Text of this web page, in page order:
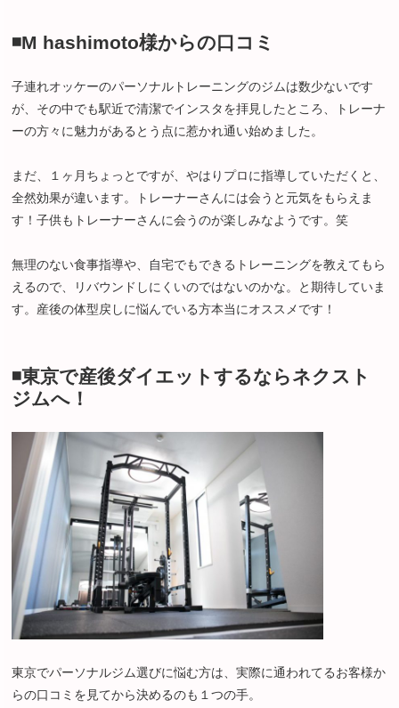
◾️M hashimoto様からの口コミ
子連れオッケーのパーソナルトレーニングのジムは数少ないです
が、その中でも駅近で清潔でインスタを拝見したところ、トレーナ
ーの方々に魅力があるとう点に惹かれ通い始めました。
まだ、１ヶ月ちょっとですが、やはりプロに指導していただくと、
全然効果が違います。トレーナーさんには会うと元気をもらえま
す！子供もトレーナーさんに会うのが楽しみなようです。笑
無理のない食事指導や、自宅でもできるトレーニングを教えてもら
えるので、リバウンドしにくいのではないのかな。と期待していま
す。産後の体型戻しに悩んでいる方本当にオススメです！
◾️東京で産後ダイエットするならネクスト
ジムへ！
東京でパーソナルジム選びに悩む方は、実際に通われてるお客様か
らの口コミを見てから決めるのも１つの手。